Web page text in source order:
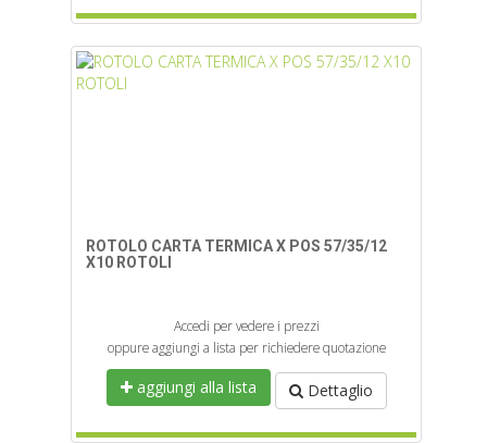
ROTOLO CARTA TERMICA X POS 57/35/12
X10 ROTOLI
Accedi per vedere i prezzi
oppure aggiungi a lista per richiedere quotazione
aggiungi alla lista Dettaglio